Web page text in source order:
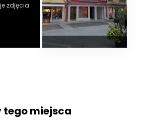
zdjęcia
tego miejsca